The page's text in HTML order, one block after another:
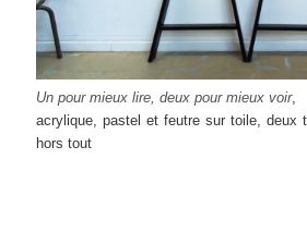
Un pour mieux lire, deux pour mieux voir,
acrylique, pastel et feutre sur toile, deux
hors tout